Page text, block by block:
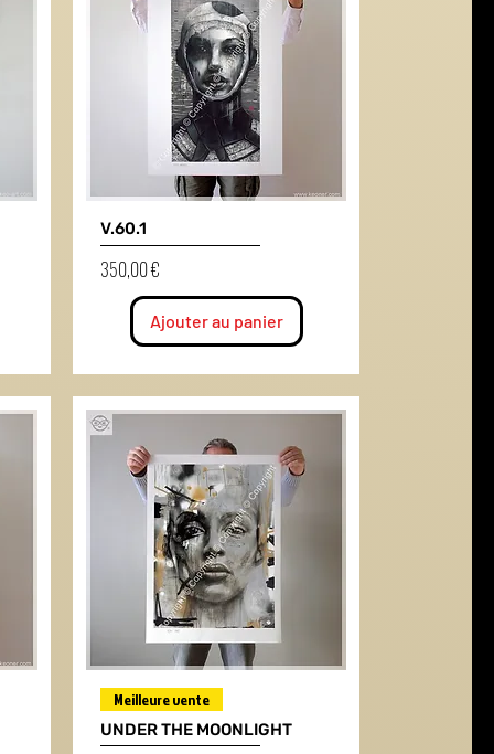
V.60.1
Prix
350,00 €
Ajouter au panier
Meilleure vente
UNDER THE MOONLIGHT